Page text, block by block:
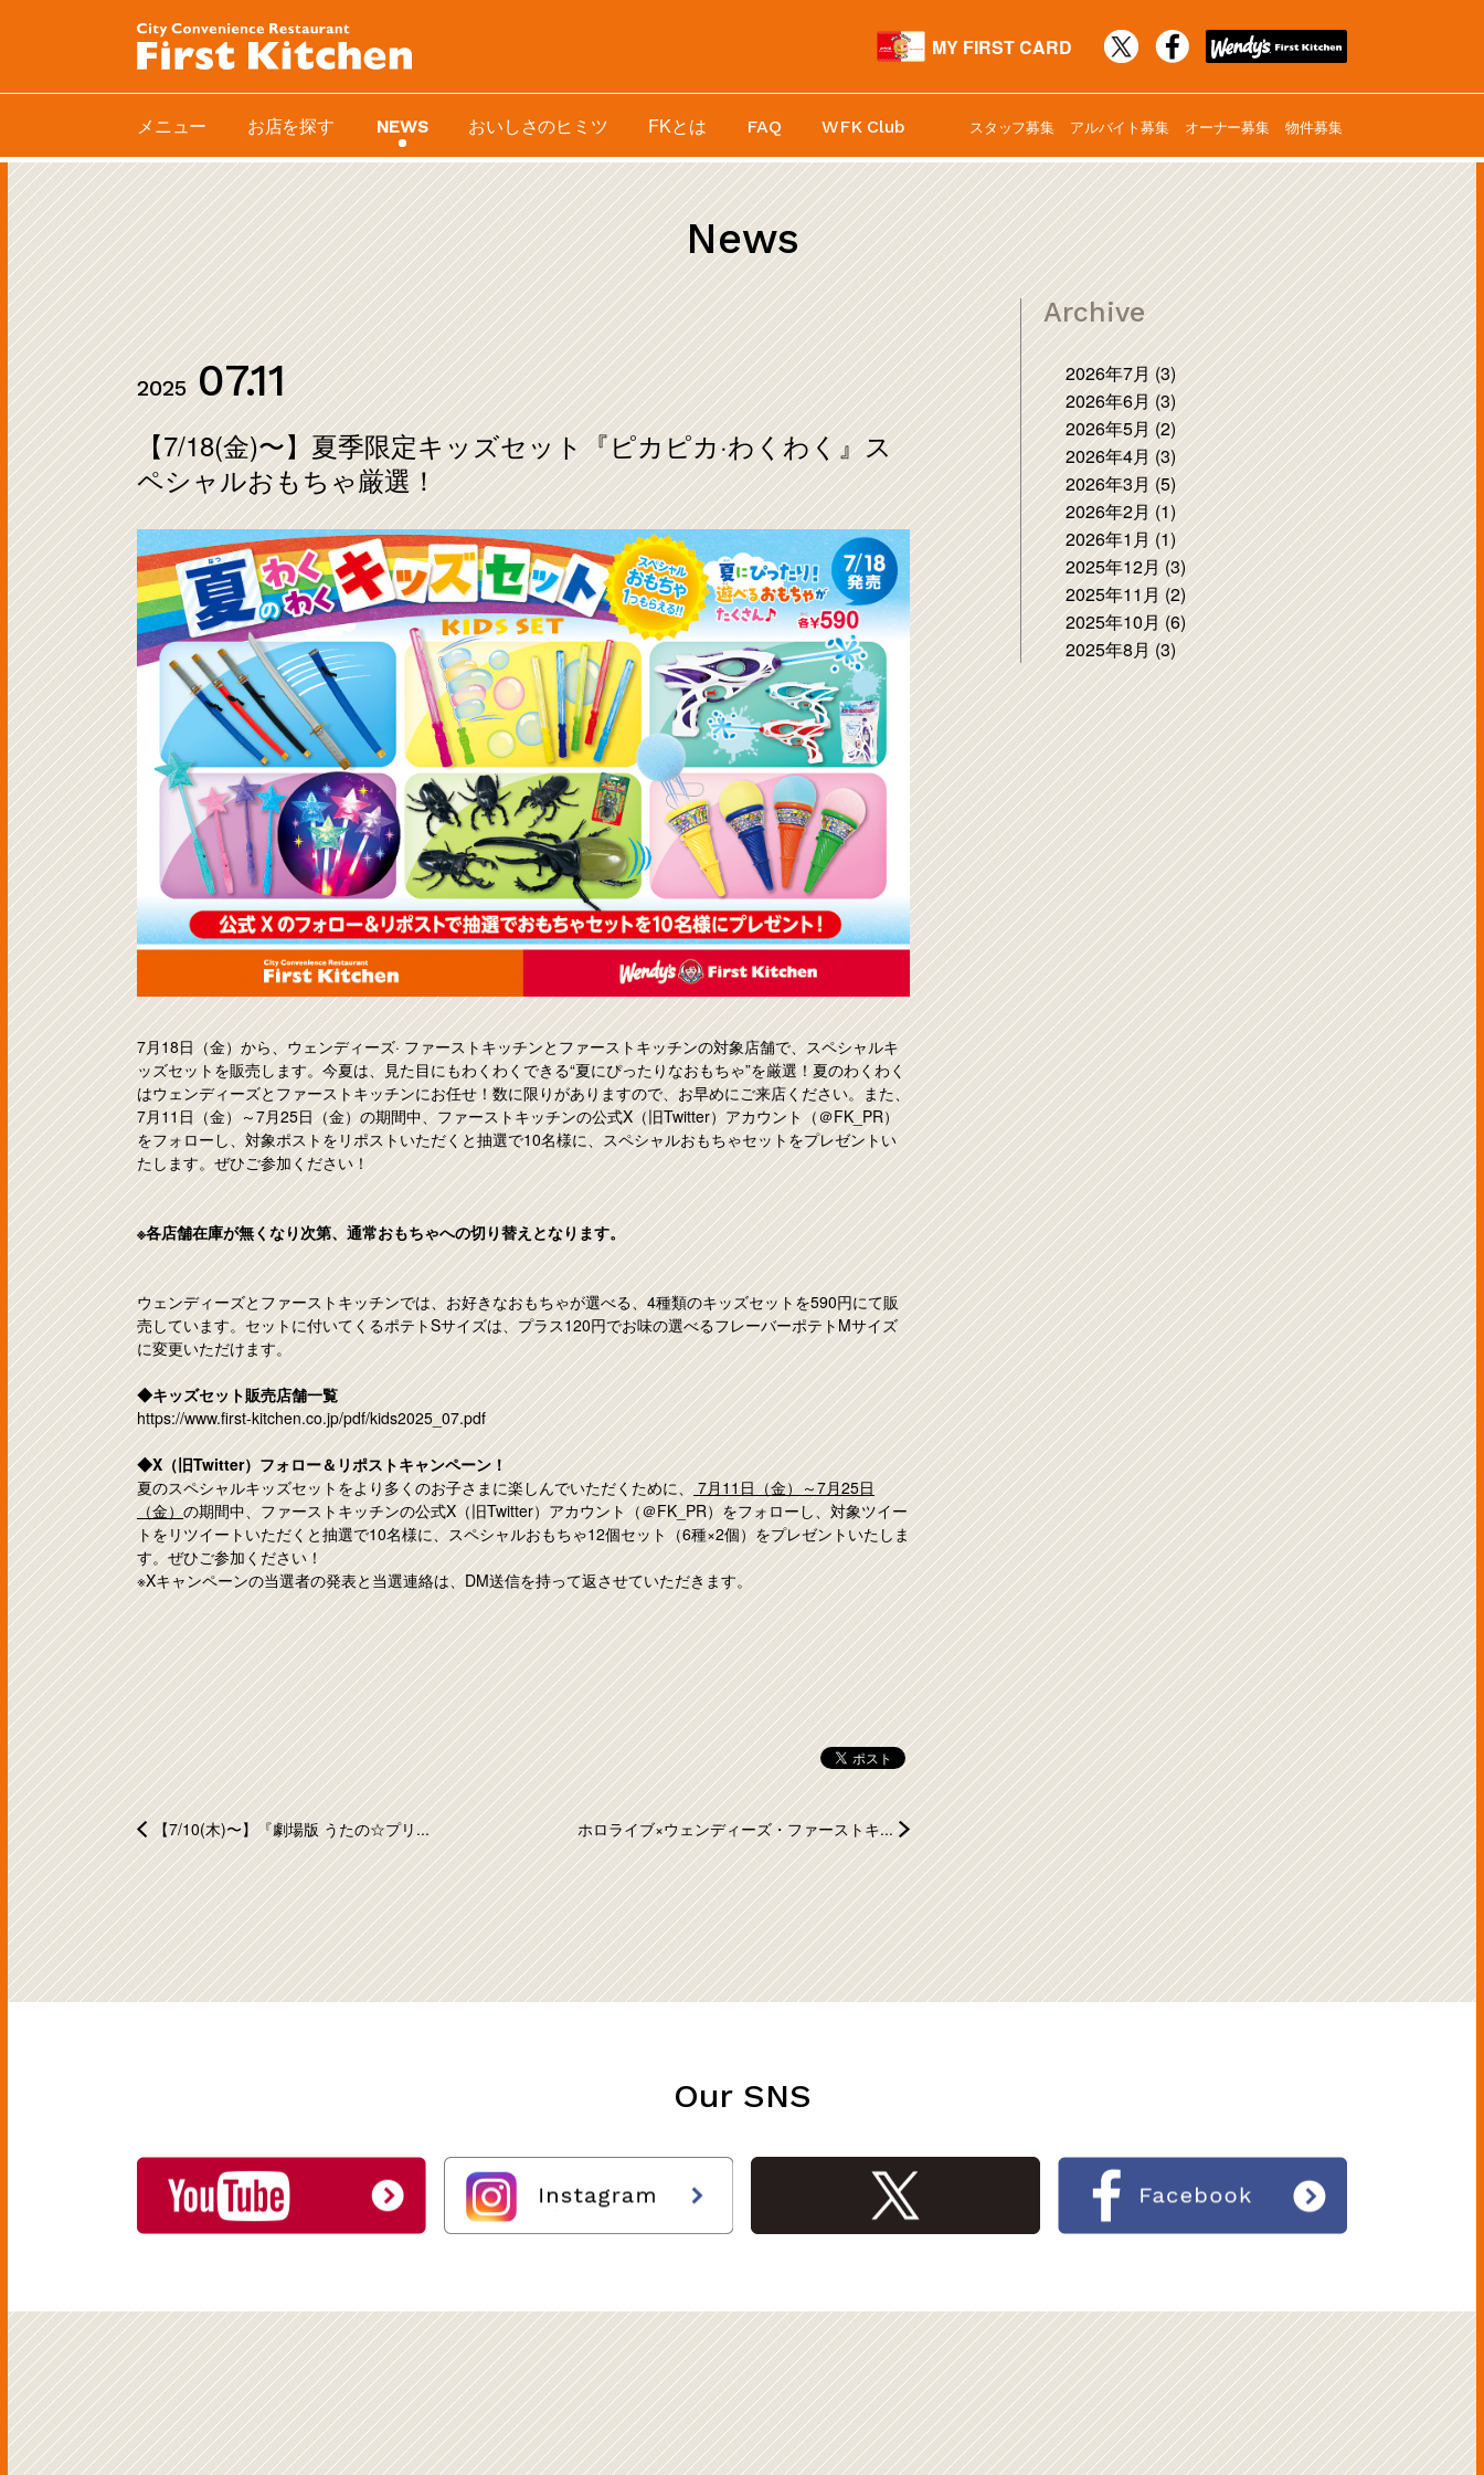
MY FIRST CARD
メニュー お店を探す NEWS おいしさのヒミツ FKとは FAQ WFK Club スタッフ募集 アルバイト募集 オーナー募集 物件募集
News
2025 07.11
【7/18(金)〜】夏季限定キッズセット『ピカピカ·わくわく』ス
ペシャルおもちゃ厳選！
7月18日（金）から、ウェンディーズ· ファーストキッチンとファーストキッチンの対象店舗で、スペシャルキ
ッズセットを販売します。今夏は、見た目にもわくわくできる“夏にぴったりなおもちゃ”を厳選！夏のわくわく
はウェンディーズとファーストキッチンにお任せ！数に限りがありますので、お早めにご来店ください。また、
7月11日（金）～7月25日（金）の期間中、ファーストキッチンの公式X（旧Twitter）アカウント（＠FK_PR）
をフォローし、対象ポストをリポストいただくと抽選で10名様に、スペシャルおもちゃセットをプレゼントい
たします。ぜひご参加ください！
※各店舗在庫が無くなり次第、通常おもちゃへの切り替えとなります。
ウェンディーズとファーストキッチンでは、お好きなおもちゃが選べる、4種類のキッズセットを590円にて販
売しています。セットに付いてくるポテトSサイズは、プラス120円でお味の選べるフレーバーポテトMサイズ
に変更いただけます。
◆キッズセット販売店舗一覧
https://www.first-kitchen.co.jp/pdf/kids2025_07.pdf
◆X（旧Twitter）フォロー＆リポストキャンペーン！
夏のスペシャルキッズセットをより多くのお子さまに楽しんでいただくために、7月11日（金）～7月25日
（金）の期間中、ファーストキッチンの公式X（旧Twitter）アカウント（＠FK_PR）をフォローし、対象ツイー
トをリツイートいただくと抽選で10名様に、スペシャルおもちゃ12個セット（6種×2個）をプレゼントいたしま
す。ぜひご参加ください！
※Xキャンペーンの当選者の発表と当選連絡は、DM送信を持って返させていただきます。
【7/10(木)〜】『劇場版 うたの☆プリ... ホロライブ×ウェンディーズ・ファーストキ...
Archive
2026年7月 (3)
2026年6月 (3)
2026年5月 (2)
2026年4月 (3)
2026年3月 (5)
2026年2月 (1)
2026年1月 (1)
2025年12月 (3)
2025年11月 (2)
2025年10月 (6)
2025年8月 (3)
Our SNS